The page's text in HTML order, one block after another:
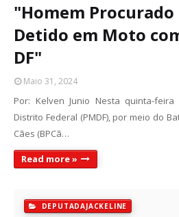
"Homem
Detido em Moto
DF"
Maio 31, 2024
Por: Kelven Junio Nesta quinta-
Distrito Federal (PMDF), por meio do
Cães (BPCã…
Read more »
DEPUTADAJACKELINE